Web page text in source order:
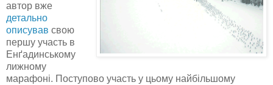
автор вже
детально
описував свою
першу участь в
Енґадинському
лижному
марафоні. Поступово участь у цьому найбільшому